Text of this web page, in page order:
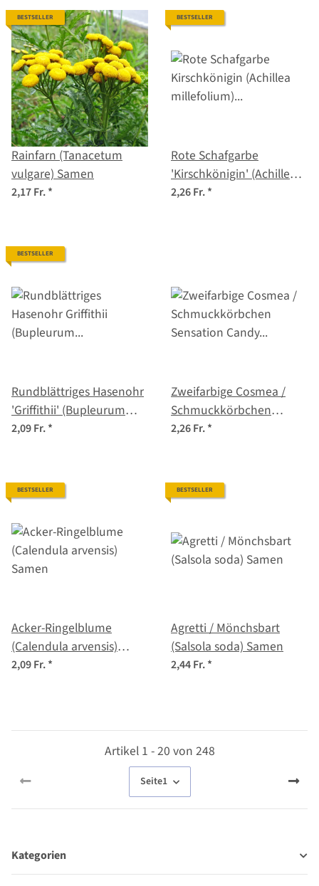
BESTSELLER
Rainfarn (Tanacetum
vulgare) Samen
2,17 Fr.*
BESTSELLER
Rote Schafgarbe
'Kirschkönigin' (Achillea
millefolium) Samen
2,26 Fr.*
BESTSELLER
Rundblättriges Hasenohr
'Griffithii' (Bupleurum
rotundifolium) Samen
2,09 Fr.*
Zweifarbige Cosmea /
Schmuckkörbchen
'Sensation Candy Stripe'
2,26 Fr.*
BESTSELLER
Acker-Ringelblume
(Calendula arvensis)
Samen
2,09 Fr.*
BESTSELLER
Agretti / Mönchsbart
(Salsola soda) Samen
2,44 Fr.*
Artikel 1 - 20 von 248
Seite1
Kategorien